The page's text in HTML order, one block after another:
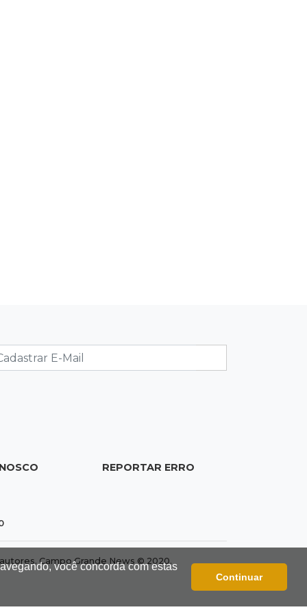
você concorda com estas
Continuar
19:37Cotação
Dólar comercial cai 0,46% e encerra
policial
o nome do pai a cada 2h
REPORTAR ERRO
Campo Grande News © 2020.